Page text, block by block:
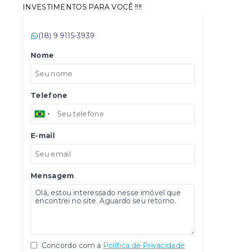
INVESTIMENTOS PARA VOCÊ !!!!
(18) 9 9115-3939
Nome
Telefone
E-mail
Mensagem
Concordo com a Política de Privacidade